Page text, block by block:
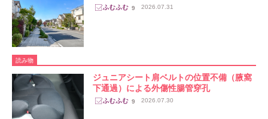
9 2026.07.31
読み物
ジュニアシート肩ベルトの位置不備（腋窩
下通過）による外傷性腸管穿孔
9 2026.07.30